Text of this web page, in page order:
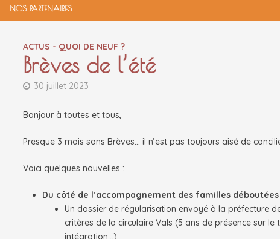
NOS PARTENAIRES
ACTUS - QUOI DE NEUF ?
Brèves de l’été
30 juillet 2023
Bonjour à toutes et tous,
Presque 3 mois sans Brèves… il n’est pas toujours aisé de
Voici quelques nouvelles :
Du côté de l’accompagnement des familles déboutées
Un dossier de régularisation envoyé à la préfecture
critères de la circulaire Vals (5 ans de présence sur
intégration…).